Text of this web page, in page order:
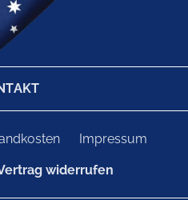
Impressum
widerrufen